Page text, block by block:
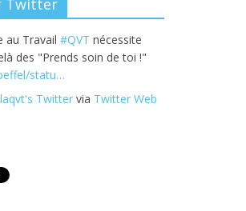
Twitter
au Travail #QVT nécessite
des "Prends soin de toi !"
statu…
laqvt's Twitter via Twitter Web